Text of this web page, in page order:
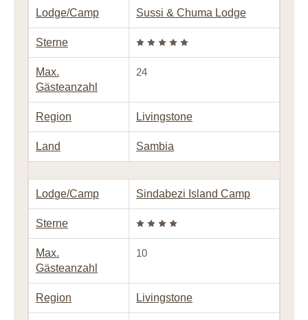
Lodge/Camp Sussi & Chuma Lodge
Sterne
Max.
Gästeanzahl
24
Region Livingstone
Land Sambia
Lodge/Camp Sindabezi Island Camp
Sterne
Max.
Gästeanzahl
10
Region Livingstone